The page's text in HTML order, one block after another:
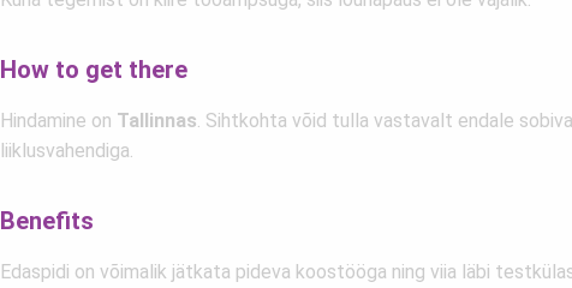
How to get there
Hindamine on Tallinnas . Sihtkohta võid tulla vastavalt endale sobiva
liiklusvahendiga.
Benefits
Edaspidi on võimalik jätkata pideva koostööga ning viia läbi